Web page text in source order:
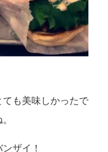
も美味しかったで
ザイ！